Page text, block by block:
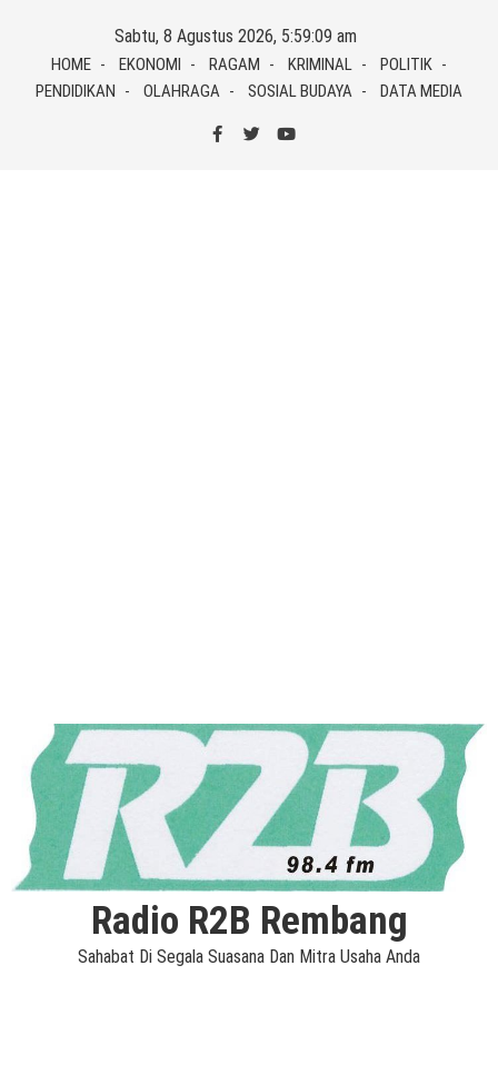
content
Sabtu, 8 Agustus 2026, 5:59:09 am
HOME EKONOMI RAGAM KRIMINAL
POLITIK
PENDIDIKAN
OLAHRAGA SOSIAL BUDAYA DATA MEDIA
Radio R2B Rembang
Sahabat Di Segala Suasana Dan Mitra Usaha Anda